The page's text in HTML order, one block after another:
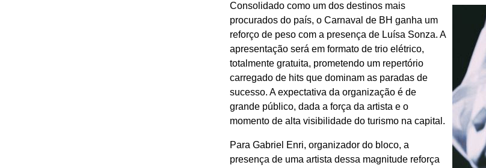
Consolidado como um dos destinos mais
procurados do país, o Carnaval de BH ganha um
reforço de peso com a presença de Luísa Sonza. A
apresentação será em formato de trio elétrico,
totalmente gratuita, prometendo um repertório
carregado de hits que dominam as paradas de
sucesso. A expectativa da organização é de
grande público, dada a força da artista e o
momento de alta visibilidade do turismo na capital.
Para Gabriel Enri, organizador do bloco, a
presença de uma artista dessa magnitude reforça